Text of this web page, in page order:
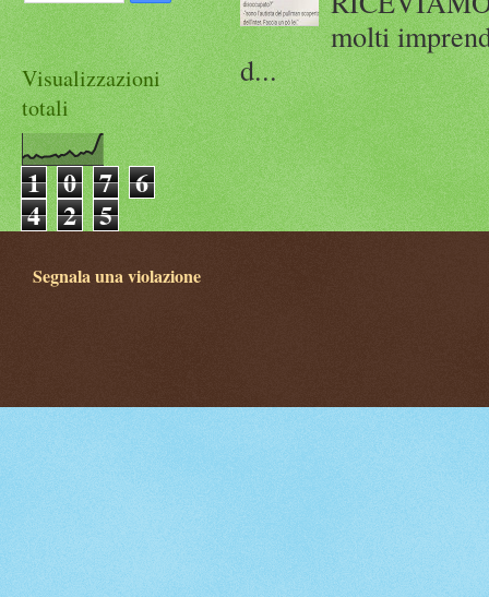
molti
d...
Visualizzazioni
totali
1 0 7 6
4 2 5
Segnala una violazione